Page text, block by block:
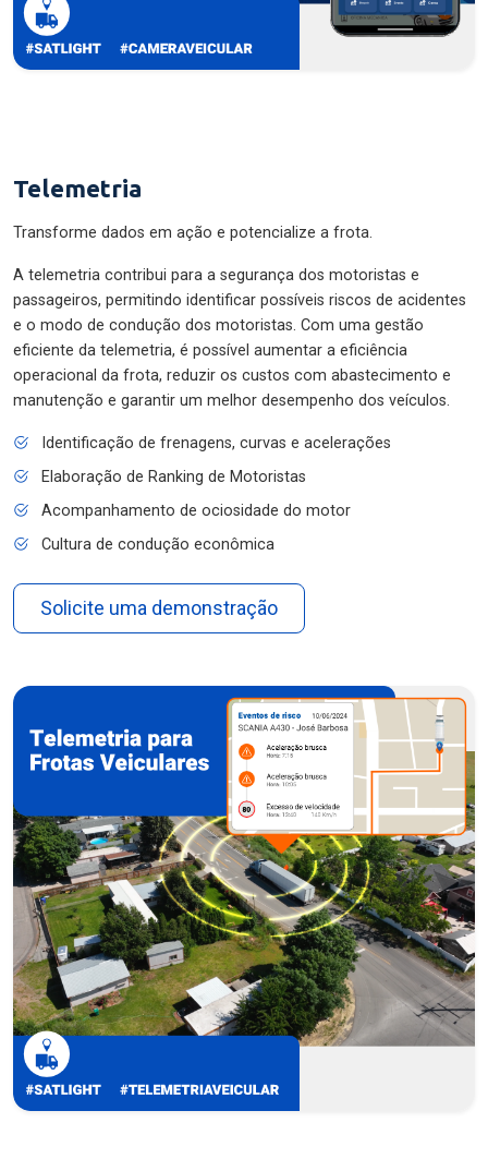
Telemetria
Transforme dados em ação e potencialize a frota.
A telemetria contribui para a segurança dos motoristas e
passageiros, permitindo identificar possíveis riscos de acidentes
e o modo de condução dos motoristas. Com uma gestão
eficiente da telemetria, é possível aumentar a eficiência
operacional da frota, reduzir os custos com abastecimento e
manutenção e garantir um melhor desempenho dos veículos.
Identificação de frenagens, curvas e acelerações
Elaboração de Ranking de Motoristas
Acompanhamento de ociosidade do motor
Cultura de condução econômica
Solicite uma demonstração